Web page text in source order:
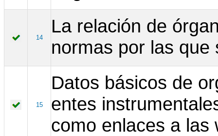
14
La relación de
normas por las que
15
Datos básicos de
entes
como enlaces a las